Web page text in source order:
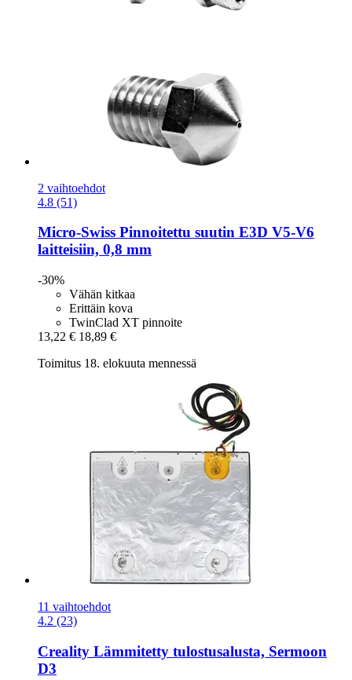
2 vaihtoehdot
4.8 (51)
Micro-Swiss Pinnoitettu suutin E3D V5-​V6
laitteisiin, 0,8 mm
-30%
Vähän kitkaa
Erittäin kova
TwinClad XT pinnoite
13,22 € 18,89 €
Toimitus 18. elokuuta mennessä
11 vaihtoehdot
4.2 (23)
Creality Lämmitetty tulostusalusta, Sermoon
D3